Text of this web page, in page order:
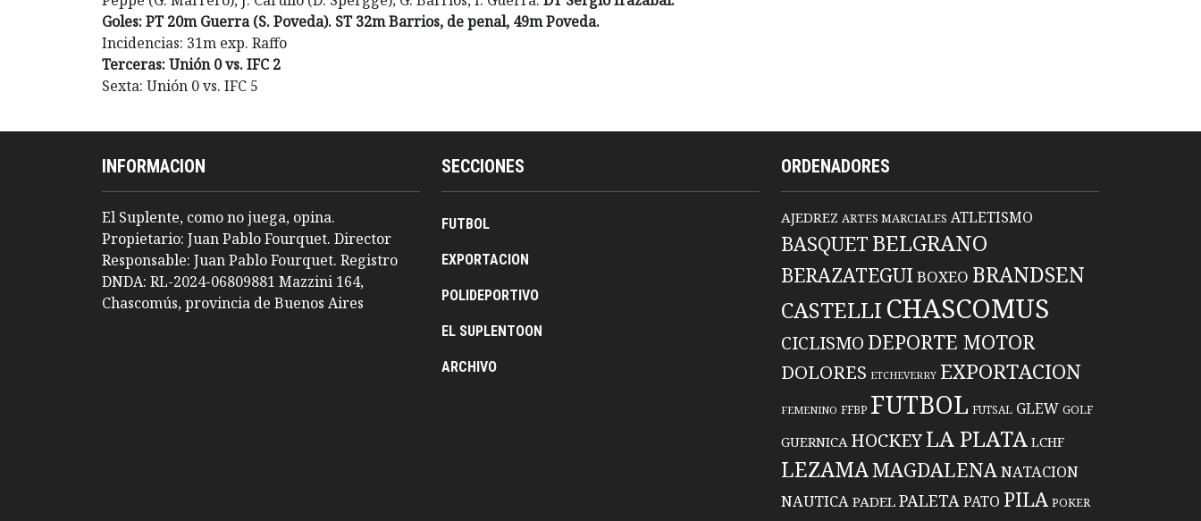
Goles: PT 20m Guerra (S. Poveda). ST 32m Barrios, de penal, 49m Poveda.
Incidencias: 31m exp. Raffo
Terceras: Unión 0 vs. IFC 2
Sexta: Unión 0 vs. IFC 5
INFORMACION
El Suplente, como no juega, opina.
Propietario: Juan Pablo Fourquet. Director
Responsable: Juan Pablo Fourquet. Registro
DNDA: RL-2024-06809881 Mazzini 164,
Chascomús, provincia de Buenos Aires
SECCIONES
FUTBOL
EXPORTACION
POLIDEPORTIVO
EL SUPLENTOON
ARCHIVO
ORDENADORES
AJEDREZ ARTES MARCIALES ATLETISMO
BASQUET BELGRANO
BERAZATEGUIBOXEO BRANDSEN
CASTELLI CHASCOMUS
CICLISMO DEPORTE MOTOR
DOLORES ETCHEVERRY EXPORTACION
FEMENINO FFBP FUTBOL FUTSAL GLEW GOLF
GUERNICA HOCKEYLA PLATA LCHF
LEZAMAMAGDALENANATACION
NAUTICA PADEL PALETA PATO PILA POKER